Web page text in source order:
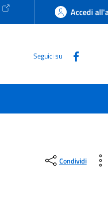
Accedi
Seguici su
Condividi